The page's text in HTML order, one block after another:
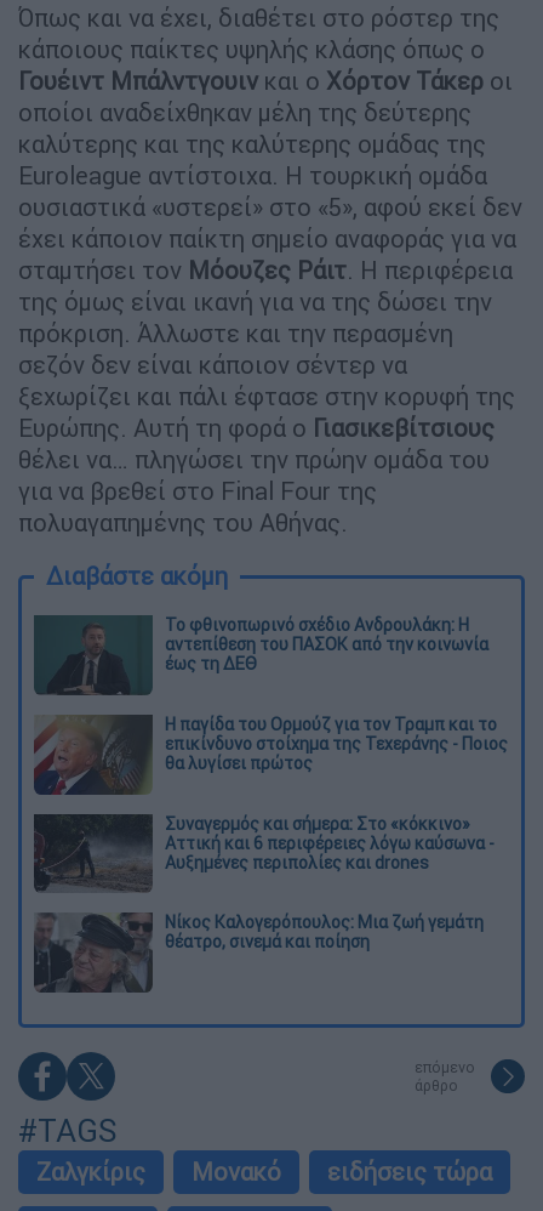
Όπως και να έχει, διαθέτει στο ρόστερ της
κάποιους παίκτες υψηλής κλάσης όπως ο
Γουέιντ Μπάλντγουιν και ο Χόρτον Τάκερ οι
οποίοι αναδείχθηκαν μέλη της δεύτερης
καλύτερης και της καλύτερης ομάδας της
Euroleague αντίστοιχα. Η τουρκική ομάδα
ουσιαστικά «υστερεί» στο «5», αφού εκεί δεν
έχει κάποιον παίκτη σημείο αναφοράς για να
σταμτήσει τον Μόουζες Ράιτ. Η περιφέρεια
της όμως είναι ικανή για να της δώσει την
πρόκριση. Άλλωστε και την περασμένη
σεζόν δεν είναι κάποιον σέντερ να
ξεχωρίζει και πάλι έφτασε στην κορυφή της
Ευρώπης. Αυτή τη φορά ο Γιασικεβίτσιους
θέλει να… πληγώσει την πρώην ομάδα του
για να βρεθεί στο Final Four της
πολυαγαπημένης του Αθήνας.
Διαβάστε ακόμη
Το φθινοπωρινό σχέδιο Ανδρουλάκη: Η
αντεπίθεση του ΠΑΣΟΚ από την κοινωνία
έως τη ΔΕΘ
Η παγίδα του Ορμούζ για τον Τραμπ και το
επικίνδυνο στοίχημα της Τεχεράνης - Ποιος
θα λυγίσει πρώτος
Συναγερμός και σήμερα: Στο «κόκκινο»
Αττική και 6 περιφέρειες λόγω καύσωνα -
Αυξημένες περιπολίες και drones
Νίκος Καλογερόπουλος: Μια ζωή γεμάτη
θέατρο, σινεμά και ποίηση
επόμενο
άρθρο
#TAGS
Ζαλγκίρις Μονακό
ειδήσεις τώρα